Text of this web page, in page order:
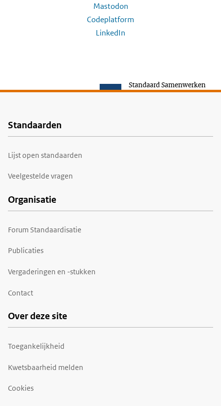
Mastodon
Codeplatform
LinkedIn
Standaard Samenwerken
Voet
Standaarden
Lijst open standaarden
Veelgestelde vragen
Organisatie
Forum Standaardisatie
Publicaties
Vergaderingen en -stukken
Contact
Over deze site
Toegankelijkheid
Kwetsbaarheid melden
Cookies